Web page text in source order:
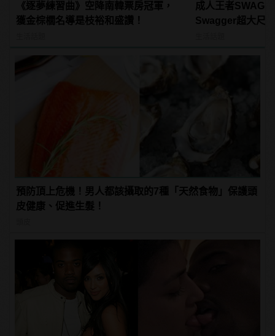
《逐夢練習曲》空降南韓票房冠軍，
獲金棕櫚名導是枝裕和盛讚！
成人王者SWAG
Swagger超大尺
預防頂上危機！男人都該攝取的7種「天然食物」保護頭
皮健康、促進生髮！